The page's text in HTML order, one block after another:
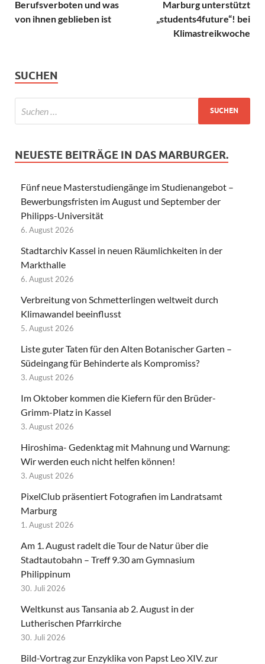
Berufsverboten und was
von ihnen geblieben ist
Marburg unterstützt
„students4future“! bei
Klimastreikwoche
SUCHEN
NEUESTE BEITRÄGE IN DAS MARBURGER.
Fünf neue Masterstudiengänge im Studienangebot –
Bewerbungsfristen im August und September der
Philipps-Universität
6. August 2026
Stadtarchiv Kassel in neuen Räumlichkeiten in der
Markthalle
6. August 2026
Verbreitung von Schmetterlingen weltweit durch
Klimawandel beeinflusst
5. August 2026
Liste guter Taten für den Alten Botanischer Garten –
Südeingang für Behinderte als Kompromiss?
3. August 2026
Im Oktober kommen die Kiefern für den Brüder-
Grimm-Platz in Kassel
3. August 2026
Hiroshima- Gedenktag mit Mahnung und Warnung:
Wir werden euch nicht helfen können!
3. August 2026
PixelClub präsentiert Fotografien im Landratsamt
Marburg
1. August 2026
Am 1. August radelt die Tour de Natur über die
Stadtautobahn – Treff 9.30 am Gymnasium
Philippinum
30. Juli 2026
Weltkunst aus Tansania ab 2. August in der
Lutherischen Pfarrkirche
30. Juli 2026
Bild-Vortrag zur Enzyklika von Papst Leo XIV. zur